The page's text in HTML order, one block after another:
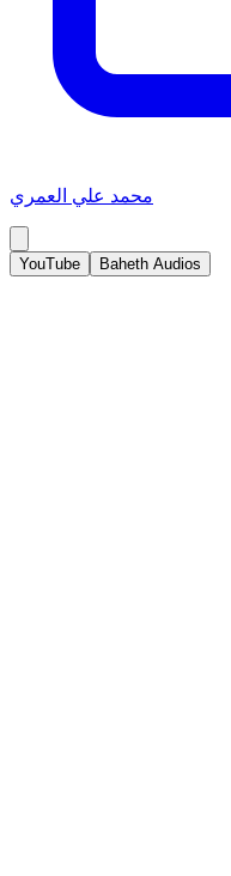
محمد علي العمري
YouTube Baheth Audios